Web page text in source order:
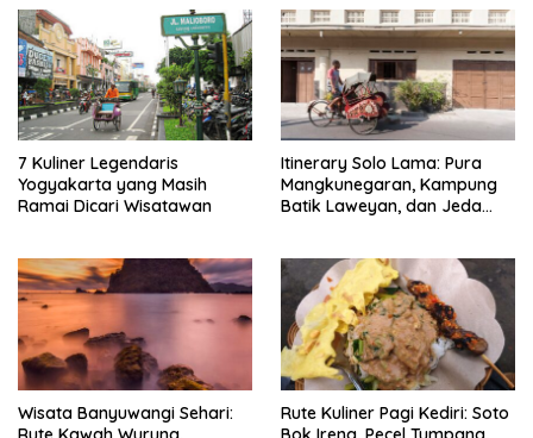
7 Kuliner Legendaris
Yogyakarta yang Masih
Ramai Dicari Wisatawan
Itinerary Solo Lama: Pura
Mangkunegaran, Kampung
Batik Laweyan, dan Jeda
Wisata Banyuwangi Sehari:
Rute Kuliner Pagi Kediri: Soto